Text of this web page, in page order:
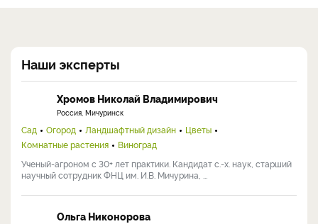
Наши эксперты
Хромов Николай Владимирович
Россия, Мичуринск
Сад Огород Ландшафтный дизайн
Цветы
Комнатные растения
Виноград
Ученый-агроном с 30+ лет практики. Кандидат с.-х. наук, старший
научный сотрудник ФНЦ им. И.В. Мичурина, ...
Ольга Никонорова